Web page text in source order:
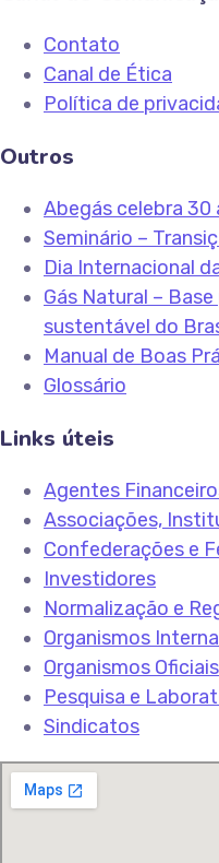
Contato
Canal de Ética
Política de
Outros
Abegás celebra 30
Seminário –
Dia Internacional
Gás Natural –
sustentável do
Manual de Boas
Glossário
Links úteis
Agentes
Associações,
Confederações e
Investidores
Normalização e
Organismos
Organismos Oficiais
Pesquisa e
Sindicatos